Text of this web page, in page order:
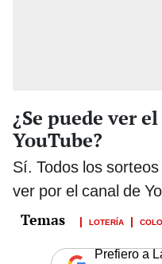
¿Se puede ver
YouTube?
Sí. Todos los
ver por el canal de
LOTERÍA
Prefiero a